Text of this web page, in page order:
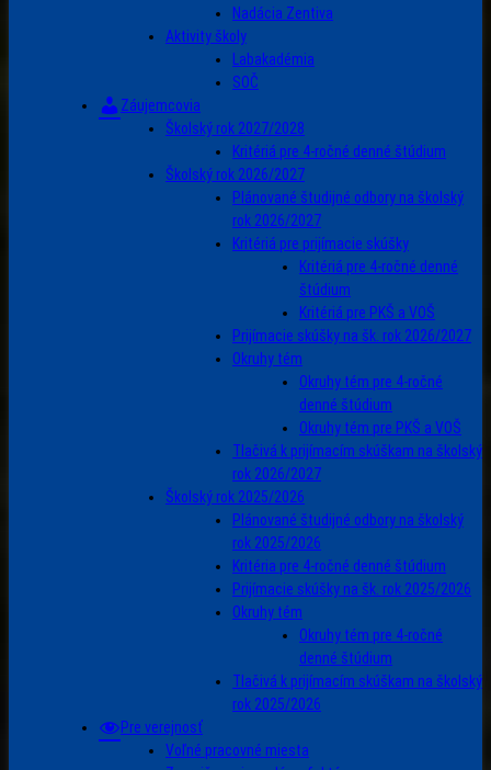
Nadácia Zentiva
Aktivity školy
Labakadémia
SOČ
Záujemcovia
Školský rok 2027/2028
Kritériá pre 4-ročné denné štúdium
Školský rok 2026/2027
Plánované študijné odbory na školský
rok 2026/2027
Kritériá pre prijímacie skúšky
Kritériá pre 4-ročné denné
štúdium
Kritériá pre PKŠ a VOŠ
Prijímacie skúšky na šk. rok 2026/2027
Okruhy tém
Okruhy tém pre 4-ročné
denné štúdium
Okruhy tém pre PKŠ a VOŠ
Tlačivá k prijímacím skúškam na školský
rok 2026/2027
Školský rok 2025/2026
Plánované študijné odbory na školský
rok 2025/2026
Kritéria pre 4-ročné denné štúdium
Prijímacie skúšky na šk. rok 2025/2026
Okruhy tém
Okruhy tém pre 4-ročné
denné štúdium
Tlačivá k prijímacím skúškam na školský
rok 2025/2026
Pre verejnosť
Voľné pracovné miesta